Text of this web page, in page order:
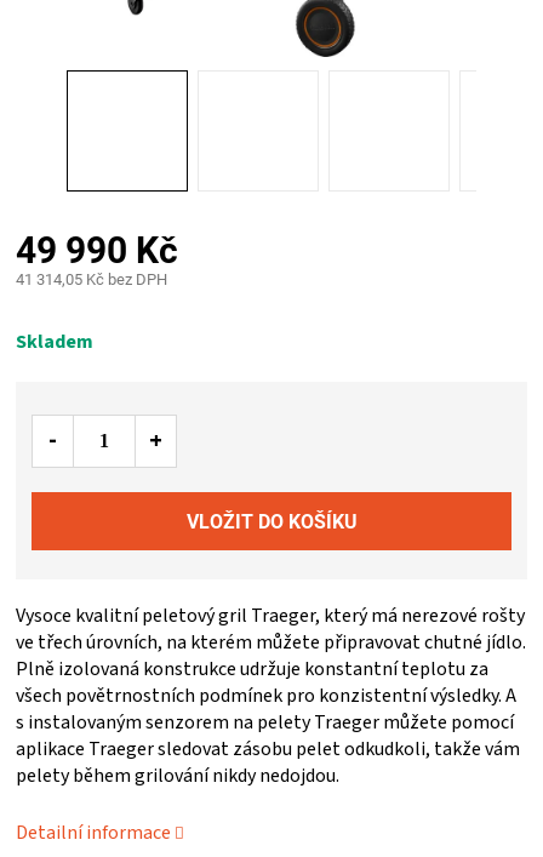
KOŘENÍ
OMÁČKY
NÁDOBÍ
MASA
VENKOVNÍ
KUCHYNĚ
KNIHY
49 990 Kč
41 314,05 Kč bez DPH
cena:
Skladem
Vysoce kvalitní peletový gril Traeger, který má nerezové rošty
ve třech úrovních, na kterém můžete připravovat chutné jídlo.
Plně izolovaná konstrukce udržuje konstantní teplotu za
všech povětrnostních podmínek pro konzistentní výsledky. A
s instalovaným senzorem na pelety Traeger můžete pomocí
aplikace Traeger sledovat zásobu pelet odkudkoli, takže vám
pelety během grilování nikdy nedojdou.
Detailní informace